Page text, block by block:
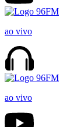
ao vivo
ao vivo